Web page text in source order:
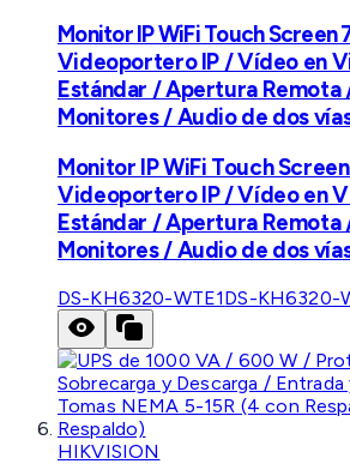
Monitor IP WiFi Touch Screen
Videoportero IP / Vídeo en
Estándar / Apertura Remota
Monitores / Audio de dos
Monitor IP WiFi Touch
Videoportero IP / Vídeo en
Estándar / Apertura Remota
Monitores / Audio de dos
DS-KH6320-WTE1DS-KH6320-
HIKVISION